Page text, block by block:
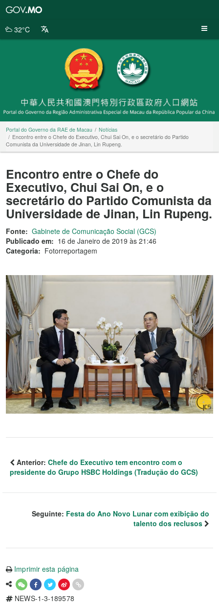
da
32°C
Portal do Governo da RAE de Macau
Notícias
Encontro entre o Chefe do Executivo, Chui Sai On, e o secretário do Partido
Comunista da Universidade de Jinan, Lin Rupeng.
Encontro entre o Chefe do
Executivo, Chui Sai On, e o
secretário do Partido Comunista da
Universidade de Jinan, Lin Rupeng.
Fonte: Gabinete de Comunicação Social (GCS)
Publicado em: 16 de Janeiro de 2019 às 21:46
Categoria: Fotorreportagem
Anterior: Chefe do Executivo tem encontro com o
presidente do Grupo HSBC Holdings (Tradução do GCS)
Seguinte: Festa do Ano Novo Lunar com exibição do
talento dos reclusos
Imprimir esta página
NEWS-1-3-189578